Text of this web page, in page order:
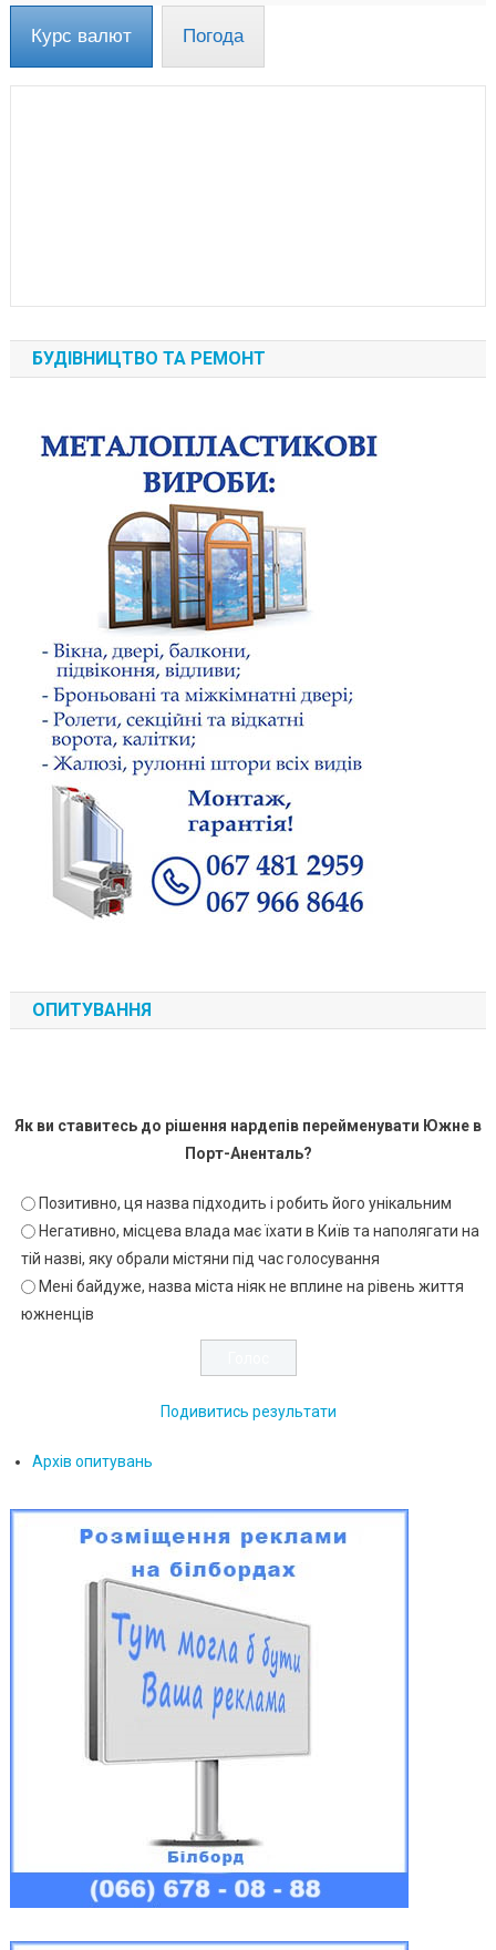
Курс валют Погода
БУДІВНИЦТВО ТА РЕМОНТ
ОПИТУВАННЯ
Як ви ставитесь до рішення нардепів перейменувати Южне в
Порт-Аненталь?
Позитивно, ця назва підходить і робить його унікальним
Негативно, місцева влада має їхати в Київ та наполягати на
тій назві, яку обрали містяни під час голосування
Мені байдуже, назва міста ніяк не вплине на рівень життя
южненців
Подивитись результати
Архів опитувань